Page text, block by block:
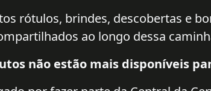
rótulos, brindes, descobertas e
ao longo dessa
não estão mais disponíveis